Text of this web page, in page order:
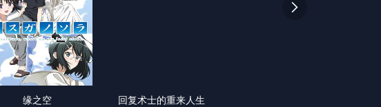
缘之空 回复术士的重来人生
